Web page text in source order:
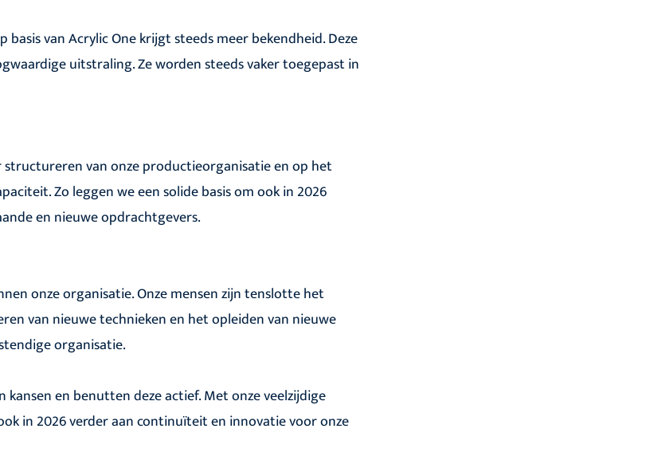
van Acrylic One krijgt steeds meer bekendheid. Deze
uitstraling. Ze worden steeds vaker toegepast in
van onze productieorganisatie en op het
Zo leggen we een solide basis om ook in 2026
en nieuwe opdrachtgevers.
onze organisatie. Onze mensen zijn tenslotte het
van nieuwe technieken en het opleiden van nieuwe
organisatie.
en benutten deze actief. Met onze veelzijdige
in 2026 verder aan continuïteit en innovatie voor onze